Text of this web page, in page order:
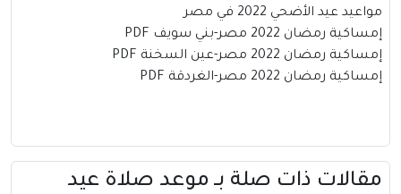
مواعيد عيد الأضحي 2022 في مصر
إمساكية رمضان 2022 مصر-بني سويف PDF
إمساكية رمضان 2022 مصر-عين السخنة PDF
إمساكية رمضان 2022 مصر-الغردقة PDF
مقالات ذات صلة بــ موعد صلاة عيد